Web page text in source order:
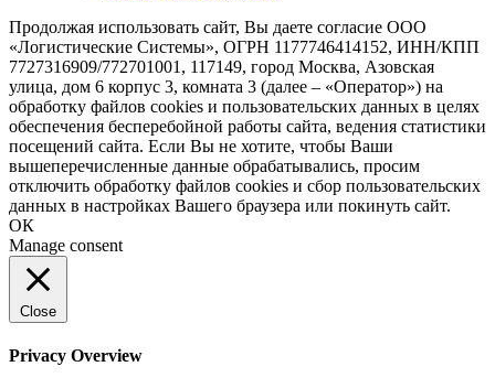
Продолжая использовать сайт, Вы даете согласие ООО
«Логистические Системы», ОГРН 1177746414152, ИНН/КПП
7727316909/772701001, 117149, город Москва, Азовская
улица, дом 6 корпус 3, комната 3 (далее – «Оператор») на
обработку файлов cookies и пользовательских данных в целях
обеспечения бесперебойной работы сайта, ведения статистики
посещений сайта. Если Вы не хотите, чтобы Ваши
вышеперечисленные данные обрабатывались, просим
отключить обработку файлов cookies и сбор пользовательских
данных в настройках Вашего браузера или покинуть сайт.
ОК
Manage consent
Close
Privacy Overview